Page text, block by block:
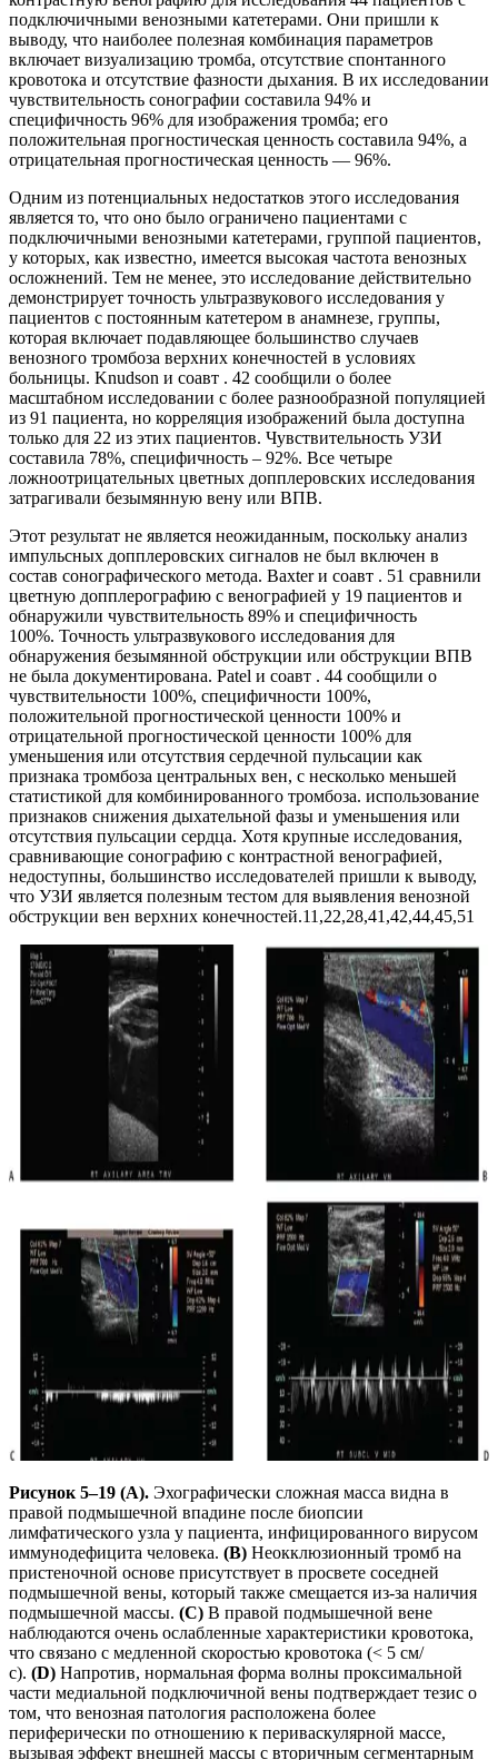
подключичными венозными катетерами. Они пришли к
выводу, что наиболее полезная комбинация параметров
включает визуализацию тромба, отсутствие спонтанного
кровотока и отсутствие фазности дыхания. В их исследовании
чувствительность сонографии составила 94% и
специфичность 96% для изображения тромба; его
положительная прогностическая ценность составила 94%, а
отрицательная прогностическая ценность — 96%.
Одним из потенциальных недостатков этого исследования
является то, что оно было ограничено пациентами с
подключичными венозными катетерами, группой пациентов,
у которых, как известно, имеется высокая частота венозных
осложнений. Тем не менее, это исследование действительно
демонстрирует точность ультразвукового исследования у
пациентов с постоянным катетером в анамнезе, группы,
которая включает подавляющее большинство случаев
венозного тромбоза верхних конечностей в условиях
больницы. Knudson и соавт . 42 сообщили о более
масштабном исследовании с более разнообразной популяцией
из 91 пациента, но корреляция изображений была доступна
только для 22 из этих пациентов. Чувствительность УЗИ
составила 78%, специфичность – 92%. Все четыре
ложноотрицательных цветных допплеровских исследования
затрагивали безымянную вену или ВПВ.
Этот результат не является неожиданным, поскольку анализ
импульсных допплеровских сигналов не был включен в
состав сонографического метода. Baxter и соавт . 51 сравнили
цветную допплерографию с венографией у 19 пациентов и
обнаружили чувствительность 89% и специфичность
100%. Точность ультразвукового исследования для
обнаружения безымянной обструкции или обструкции ВПВ
не была документирована. Patel и соавт . 44 сообщили о
чувствительности 100%, специфичности 100%,
положительной прогностической ценности 100% и
отрицательной прогностической ценности 100% для
уменьшения или отсутствия сердечной пульсации как
признака тромбоза центральных вен, с несколько меньшей
статистикой для комбинированного тромбоза. использование
признаков снижения дыхательной фазы и уменьшения или
отсутствия пульсации сердца. Хотя крупные исследования,
сравнивающие сонографию с контрастной венографией,
недоступны, большинство исследователей пришли к выводу,
что УЗИ является полезным тестом для выявления венозной
обструкции вен верхних конечностей.11,22,28,41,42,44,45,51
Рисунок 5–19 (A). Эхографически сложная масса видна в
правой подмышечной впадине после биопсии
лимфатического узла у пациента, инфицированного вирусом
иммунодефицита человека. (B) Неокклюзионный тромб на
пристеночной основе присутствует в просвете соседней
подмышечной вены, который также смещается из-за наличия
подмышечной массы. (C) В правой подмышечной вене
наблюдаются очень ослабленные характеристики кровотока,
что связано с медленной скоростью кровотока (< 5 см/
с). (D) Напротив, нормальная форма волны проксимальной
части медиальной подключичной вены подтверждает тезис о
том, что венозная патология расположена более
периферически по отношению к периваскулярной массе,
вызывая эффект внешней массы с вторичным сегментарным